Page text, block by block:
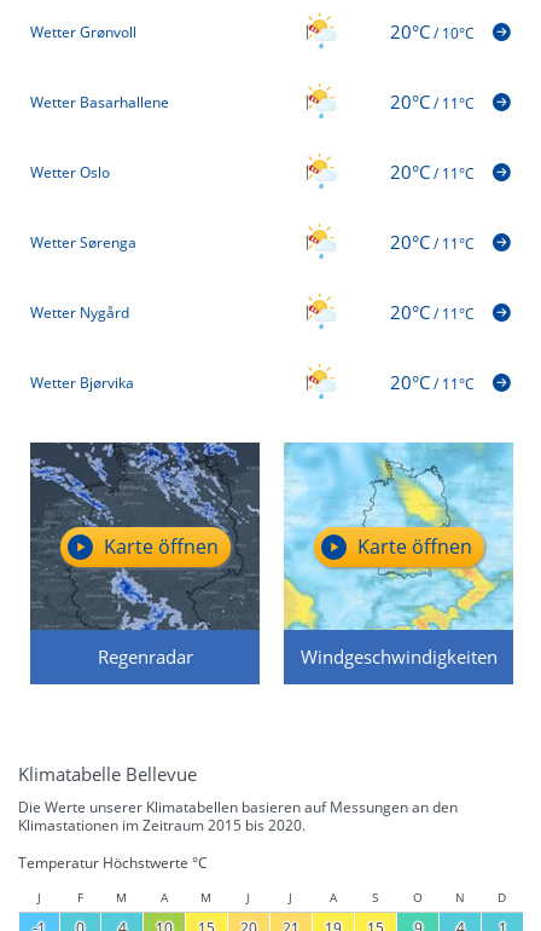
Wetter Grønvoll 20°C/10°C
Wetter Basarhallene 20°C/11°C
Wetter Oslo 20°C/11°C
Wetter Sørenga 20°C/11°C
Wetter Nygård 20°C/11°C
Wetter Bjørvika 20°C/11°C
Regenradar
Karte öffnen
Windgeschwindigkeiten
Karte öffnen
Klimatabelle Bellevue
Die Werte unserer Klimatabellen basieren auf Messungen an den
Klimastationen im Zeitraum 2015 bis 2020.
Temperatur Höchstwerte °C
J F M A M J J A S O N D